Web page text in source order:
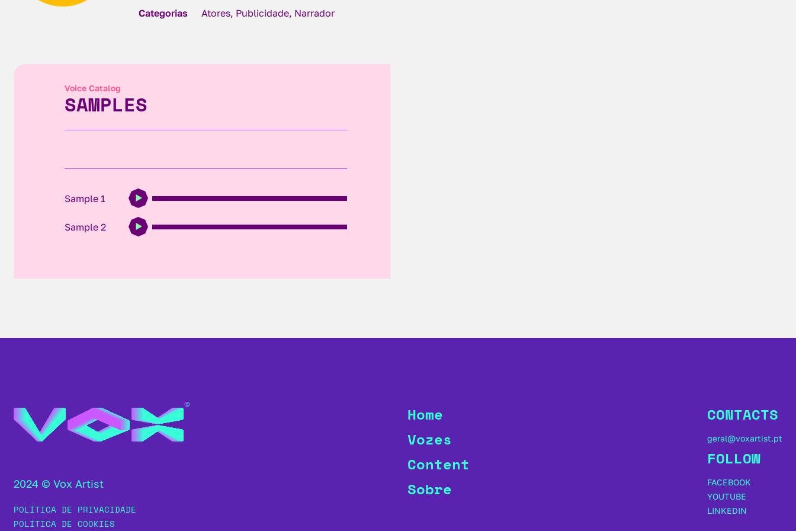
Categorias Atores, Publicidade, Narrador
Voice Catalog
SAMPLES
Sample 1
Sample 2
2024 © Vox Artist
POLÍTICA DE PRIVACIDADE
POLÍTICA DE COOKIES
Home
Vozes
Content
Sobre
CONTACTS
geral@voxartist.pt
FOLLOW
FACEBOOK
YOUTUBE
LINKEDIN